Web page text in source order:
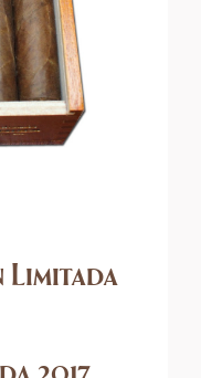
Limitada